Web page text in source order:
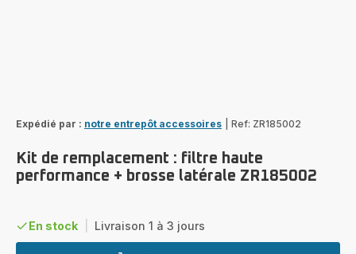
Expédié par : notre entrepôt accessoires Ref: ZR185002
Kit de remplacement : filtre haute
performance + brosse latérale ZR185002
En stock Livraison 1 à 3 jours